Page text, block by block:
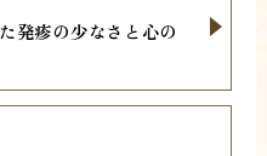
発疹の少なさと心の